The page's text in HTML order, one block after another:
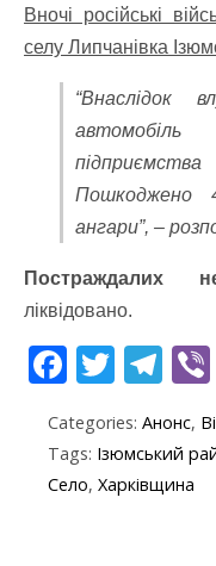
Вночі російські
селу Липчанівка
“Внаслідок
Пошкоджено
ангари”, –
Постраждалих
ліквідовано.
F
e
b
T
itt
er
T
e
gr
Categories: Анонс,
Tags: Ізюмський
Село, Харківщина